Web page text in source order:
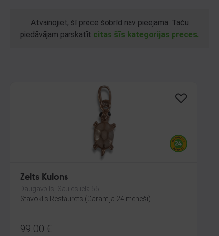
Atvainojiet, šī prece šobrīd nav pieejama. Taču
piedāvājam parskatīt citas šīs kategorijas preces.
Zelts Kulons
Daugavpils, Saules iela 55
Stāvoklis Restaurēts (Garantija 24 mēneši)
99.00 €